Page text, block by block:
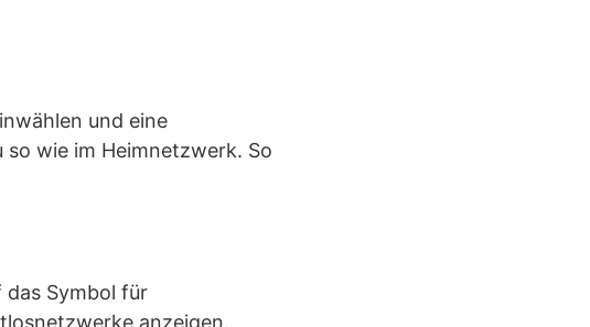
und eine
wie im Heimnetzwerk. So
das Symbol für
anzeigen.